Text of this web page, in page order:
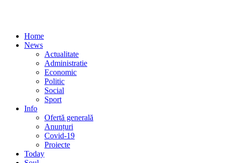
Home
News
Actualitate
Administratie
Economic
Politic
Social
Sport
Info
Ofertă generală
Anunțuri
Covid-19
Proiecte
Today